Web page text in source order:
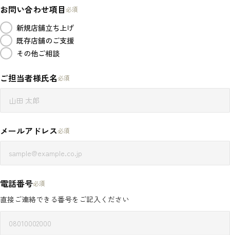
お問い合わせ項目必須
新規店舗立ち上げ
既存店舗のご支援
その他ご相談
ご担当者様氏名必須
メールアドレス必須
電話番号必須
直接ご連絡できる番号をご記入ください